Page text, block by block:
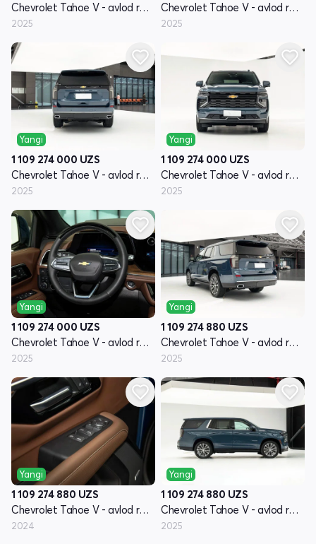
Chevrolet Tahoe V - avlod restayling
2025
Chevrolet Tahoe V - avlod restayling
2025
Yangi
1 109 274 000 UZS
Chevrolet Tahoe V - avlod restayling
2025
Yangi
1 109 274 000 UZS
Chevrolet Tahoe V - avlod restayling
2025
Yangi
1 109 274 000 UZS
Chevrolet Tahoe V - avlod restayling
2025
Yangi
1 109 274 880 UZS
Chevrolet Tahoe V - avlod restayling
2025
Yangi
1 109 274 880 UZS
Chevrolet Tahoe V - avlod restayling
2024
Yangi
1 109 274 880 UZS
Chevrolet Tahoe V - avlod restayling
2025